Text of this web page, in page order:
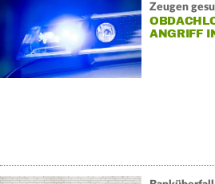
Zeugen
ANGRIFF